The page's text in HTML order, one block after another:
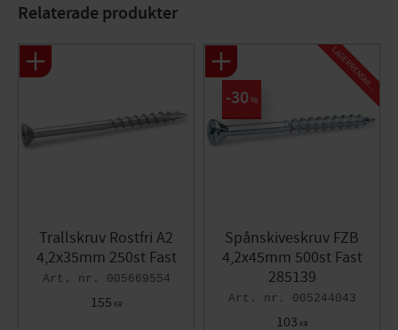
Relaterade produkter
Trallskruv Rostfri A2
4,2x35mm 250st Fast
005669554
155 KR
Spånskiveskruv FZB
4,2x45mm 500st Fast
285139
005244043
103 KR
30 %
L
A
G
E
R
R
E
N
S
N
I
N
G